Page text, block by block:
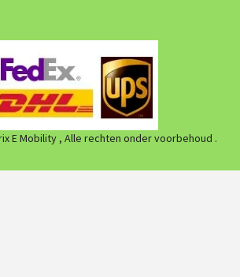
E Mobility , Alle rechten onder voorbehoud .